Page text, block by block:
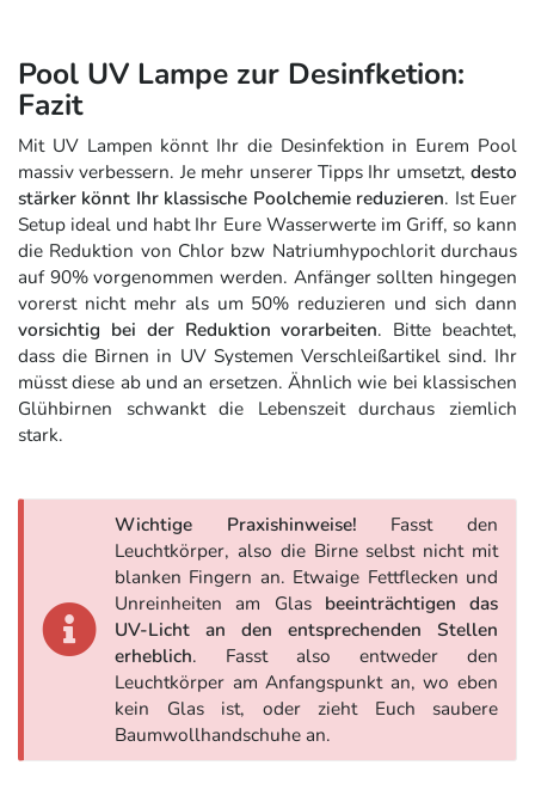
Pool UV Lampe zur Desinfketion:
Fazit
Mit UV Lampen könnt Ihr die Desinfektion in Eurem Pool
massiv verbessern. Je mehr unserer Tipps Ihr umsetzt, desto
stärker könnt Ihr klassische Poolchemie reduzieren. Ist Euer
Setup ideal und habt Ihr Eure Wasserwerte im Griff, so kann
die Reduktion von Chlor bzw Natriumhypochlorit durchaus
auf 90% vorgenommen werden. Anfänger sollten hingegen
vorerst nicht mehr als um 50% reduzieren und sich dann
vorsichtig bei der Reduktion vorarbeiten. Bitte beachtet,
dass die Birnen in UV Systemen Verschleißartikel sind. Ihr
müsst diese ab und an ersetzen. Ähnlich wie bei klassischen
Glühbirnen schwankt die Lebenszeit durchaus ziemlich
stark.
Wichtige Praxishinweise! Fasst den
Leuchtkörper, also die Birne selbst nicht mit
blanken Fingern an. Etwaige Fettflecken und
Unreinheiten am Glas beeinträchtigen das
UV-Licht an den entsprechenden Stellen
erheblich. Fasst also entweder den
Leuchtkörper am Anfangspunkt an, wo eben
kein Glas ist, oder zieht Euch saubere
Baumwollhandschuhe an.